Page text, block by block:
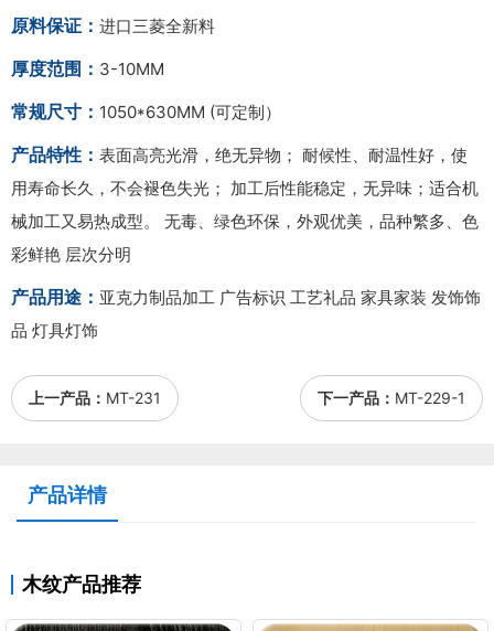
原料保证： 进口三菱全新料
厚度范围： 3-10MM
常规尺寸： 1050*630MM (可定制）
产品特性： 表面高亮光滑，绝无异物； 耐候性、耐温性好，使
用寿命长久，不会褪色失光； 加工后性能稳定，无异味；适合机
械加工又易热成型。 无毒、绿色环保，外观优美，品种繁多、色
彩鲜艳 层次分明
产品用途： 亚克力制品加工 广告标识 工艺礼品 家具家装 发饰饰
品 灯具灯饰
上一产品： MT-231 下一产品： MT-229-1
产品详情
木纹产品推荐